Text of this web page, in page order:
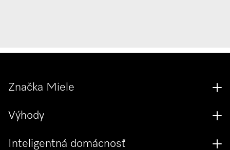
Značka Miele
Výhody
Inteligentná domácnosť